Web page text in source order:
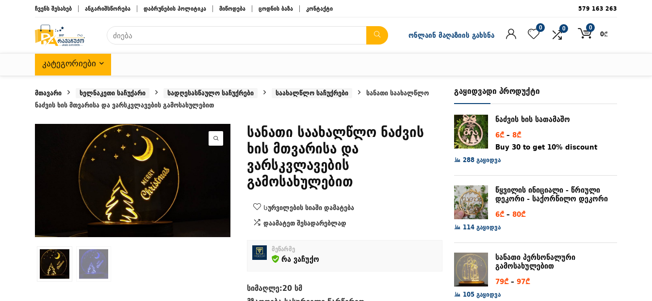
ჩვენს შესახებ ანგარიშსწორება დაბრუნების პოლიტიკა მიწოდება ცოდნის ბაზა კონტაქტი 579 163 263
ონლაინ მაღაზიის გახსნა
0 0 0
0₾
ᲙᲐᲢᲔᲒᲝᲠᲘᲔᲑᲘ
მთავარი ხელნაკეთი საჩუქარი სადღესასწაულო საჩუქრები საახალწლო საჩუქრები
სანათი საახალწლო
ნაძვის ხის მთვარისა და ვარსკვლავების გამოსახულებით
სანათი საახალწლო ნაძვის
ხის მთვარისა და
ვარსკვლავების
გამოსახულებით
Სურვილების სიაში დამატება
დაამატეთ შესადარებლად
მეწარმე
რა ვაჩუქო
სიმაღლე:20 სმ
გაყიდვადი პროდუქტი
ნაძვის ხის სათამაშო
6₾ – 8₾Price
range:
Buy 30 to get 10% discount
288 გაყიდვა
წყვილის ინიციალი - წრიული
დეკორი - საქორწილო დეკორი
6₾ – 80₾Price
through
80₾
114 გაყიდვა
სანათი პერსონალური
გამოსახულებით
79₾ – 97₾Price
105 გაყიდვა